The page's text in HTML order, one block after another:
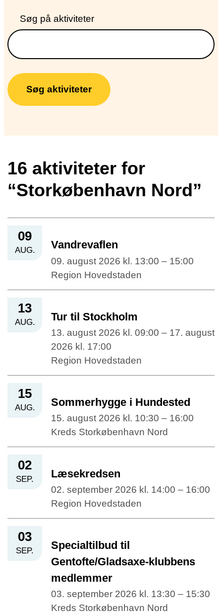
Søg på aktiviteter
Søg aktiviteter
16 aktiviteter for
“Storkøbenhavn Nord”
09
AUG. Vandrevaflen
09. august 2026 kl. 13:00 – 15:00
Region Hovedstaden
13
AUG. Tur til Stockholm
13. august 2026 kl. 09:00 – 17. august
2026 kl. 17:00
Region Hovedstaden
15
AUG. Sommerhygge i Hundested
15. august 2026 kl. 10:30 – 16:00
Kreds Storkøbenhavn Nord
02
SEP. Læsekredsen
02. september 2026 kl. 14:00 – 16:00
Region Hovedstaden
03
SEP.
Specialtilbud til
Gentofte/Gladsaxe-klubbens
medlemmer
03. september 2026 kl. 13:30 – 15:30
Kreds Storkøbenhavn Nord